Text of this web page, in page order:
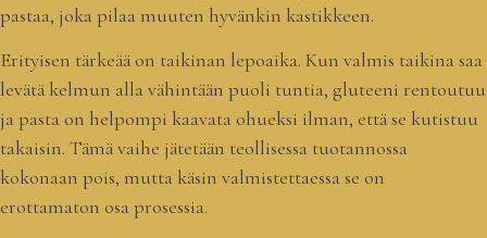
pastaa, joka pilaa muuten hyvänkin kastikkeen.
Erityisen tärkeää on taikinan lepoaika. Kun valmis taikina saa
levätä kelmun alla vähintään puoli tuntia, gluteeni rentoutuu
ja pasta on helpompi kaavata ohueksi ilman, että se kutistuu
takaisin. Tämä vaihe jätetään teollisessa tuotannossa
kokonaan pois, mutta käsin valmistettaessa se on
erottamaton osa prosessia.